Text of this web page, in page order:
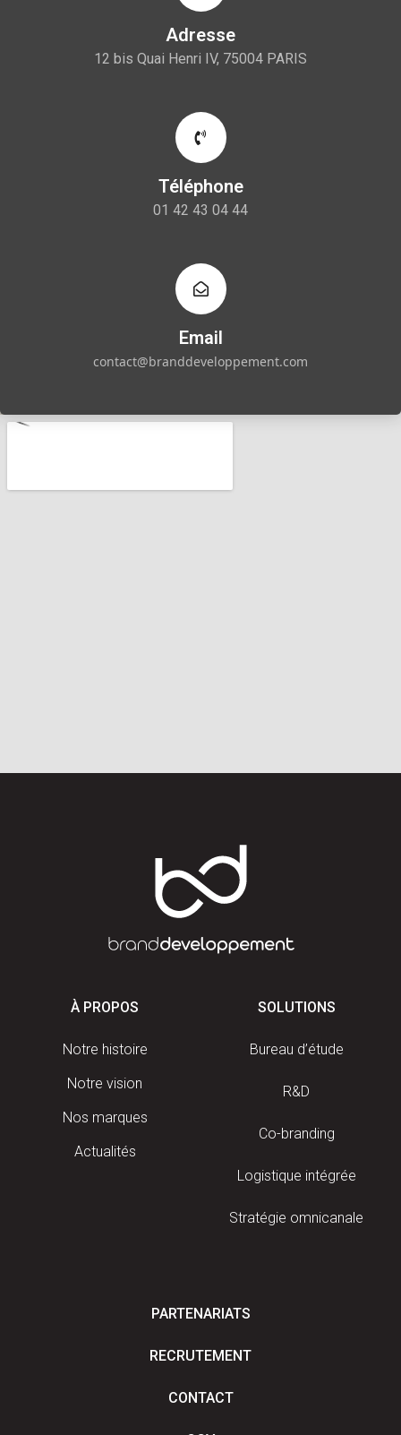
Adresse
12 bis Quai Henri IV, 75004 PARIS
Téléphone
01 42 43 04 44
Email
contact@branddeveloppement.com
À PROPOS
Notre histoire
Notre vision
Nos marques
Actualités
SOLUTIONS
Bureau d’étude
R&D
Co-branding
Logistique intégrée
Stratégie omnicanale
PARTENARIATS
RECRUTEMENT
CONTACT